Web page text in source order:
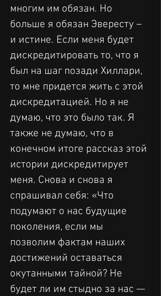
многим им обязан. Но
больше я обязан Эвересту –
и истине. Если меня будет
дискредитировать то, что я
был на шаг позади Хиллари,
то мне придется жить с этой
дискредитацией. Но я не
думаю, что это было так. Я
также не думаю, что в
конечном итоге рассказ этой
истории дискредитирует
меня. Снова и снова я
спрашивал себя: «Что
подумают о нас будущие
поколения, если мы
позволим фактам наших
достижений оставаться
окутанными тайной? Не
будет ли им стыдно за нас —